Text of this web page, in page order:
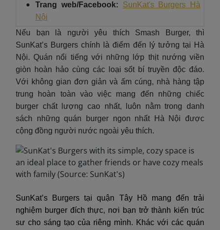
Trang web/Facebook:
SunKat's Burgers Hà
Nội
Nếu bạn là người yêu thích Smash Burger, thì
SunKat’s Burgers chính là điểm đến lý tưởng tại Hà
Nội. Quán nổi tiếng với những lớp thịt nướng viền
giòn hoàn hảo cùng các loại sốt bí truyền độc đáo.
Với không gian đơn giản và ấm cúng, nhà hàng tập
trung hoàn toàn vào việc mang đến những chiếc
burger chất lượng cao nhất, luôn nằm trong danh
sách những quán burger ngon nhất Hà Nội được
cộng đồng người nước ngoài yêu thích.
SunKat’s Burgers tại quận Tây Hồ mang đến trải
nghiệm burger đích thực, nơi bạn trở thành kiến trúc
sư cho sáng tạo của riêng mình. Khác với các quán